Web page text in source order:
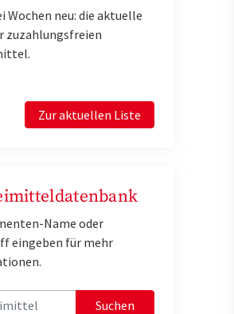
Wochen neu: die aktuelle
zuzahlungsfreien
Zur aktuellen Liste
Name oder
eingeben für mehr
Suchen